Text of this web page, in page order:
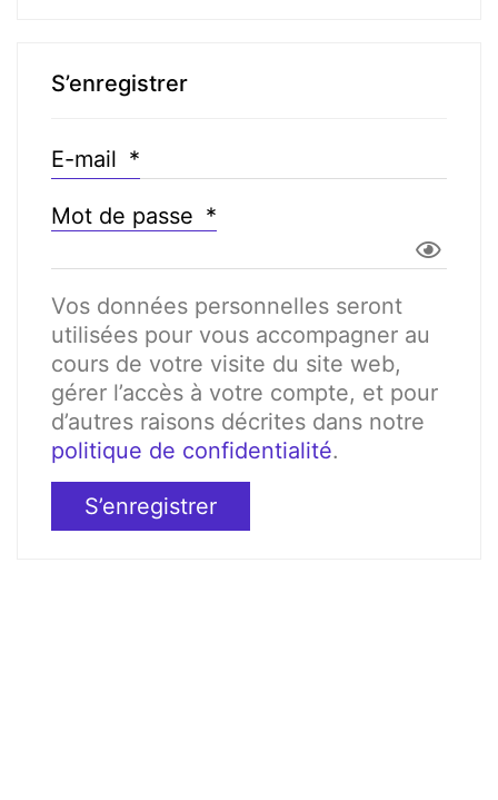
S’enregistrer
E-mail *
Mot de passe *
Vos données personnelles seront
utilisées pour vous accompagner au
cours de votre visite du site web,
gérer l’accès à votre compte, et pour
d’autres raisons décrites dans notre
politique de confidentialité.
S’enregistrer